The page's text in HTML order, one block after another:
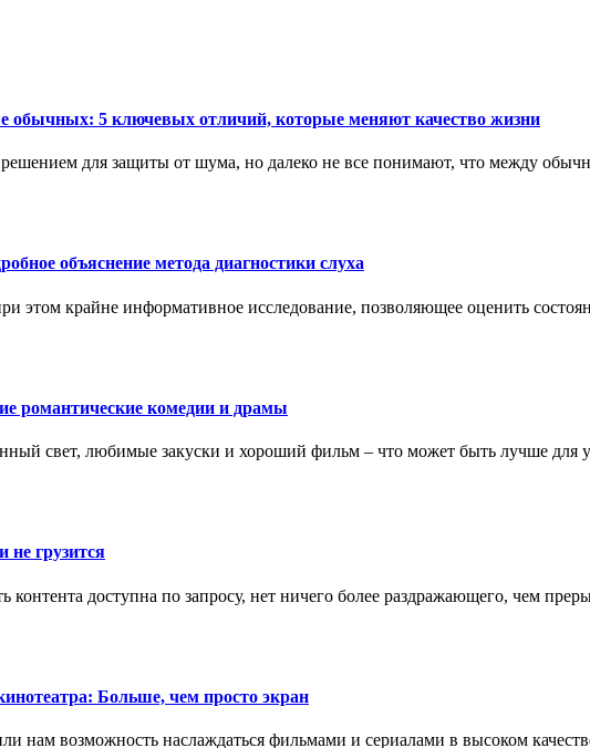
обычных: 5 ключевых отличий, которые меняют качество жизни
для защиты от шума, но далеко не все понимают, что между
объяснение метода диагностики слуха
этом крайне информативное исследование, позволяющее оценить
романтические комедии и драмы
свет, любимые закуски и хороший фильм – что может быть лучше для
не грузится
контента доступна по запросу, нет ничего более раздражающего, чем
Больше, чем просто экран
нам возможность наслаждаться фильмами и сериалами в высоком